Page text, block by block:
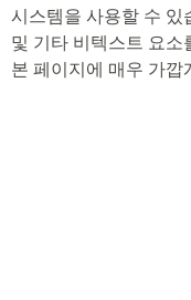
시스템을 사용할 수 있
및 기타 비텍스트 요소
본 페이지에 매우 가깝